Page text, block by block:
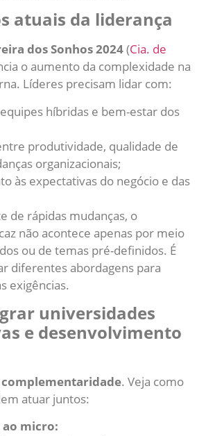
atuais da liderança
dos Sonhos 2024(Cia. de
o aumento da complexidade na
Líderes precisam lidar com:
híbridas e bem-estar dos
produtividade, qualidade de
organizacionais;
às expectativas do negócio e das
de rápidas mudanças, o
não acontece apenas por meio
ou de temas pré-definidos. É
diferentes abordagens para
exigências.
universidades
e desenvolvimento
complementaridade. Veja como
atuar juntos:
micro: